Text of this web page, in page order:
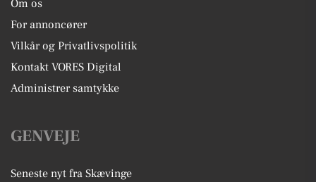
Om os
For annoncører
Vilkår og Privatlivspolitik
Kontakt VORES Digital
Administrer samtykke
GENVEJE
Seneste nyt fra Skævinge